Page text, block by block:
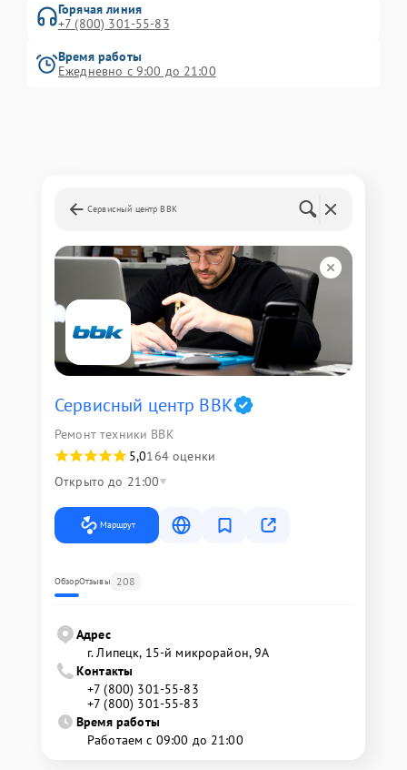
Горячая линия
+7 (800) 301-55-83
Время работы
Ежедневно с 9:00 до 21:00
Сервисный центр BBK
Сервисный центр BBK
Ремонт техники BBK
5,0164 оценки
Открыто до 21:00
Маршрут
ОбзорОтзывы 208
Адрес
г. Липецк, 15-й микрорайон, 9А
Контакты
+7 (800) 301-55-83
+7 (800) 301-55-83
Время работы
Работаем с 09:00 до 21:00